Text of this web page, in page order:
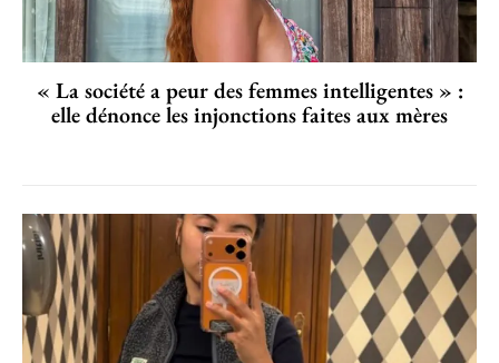
« La société a peur des femmes intelligentes » :
elle dénonce les injonctions faites aux mères